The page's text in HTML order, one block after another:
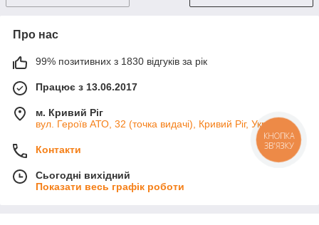
Про нас
99% позитивних з 1830 відгуків за рік
Працює з 13.06.2017
м. Кривий Ріг
вул. Героїв АТО, 32 (точка видачі), Кривий Ріг, Україна
Контакти
Сьогодні вихідний
Показати весь графік роботи
КНОПКА
ЗВ'ЯЗКУ